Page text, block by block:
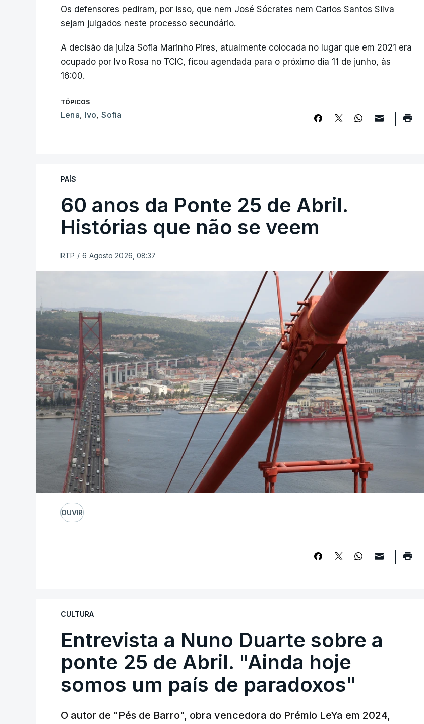
Os defensores pediram, por isso, que nem José Sócrates nem Carlos Santos Silva
sejam julgados neste processo secundário.
A decisão da juíza Sofia Marinho Pires, atualmente colocada no lugar que em 2021 era
ocupado por Ivo Rosa no TCIC, ficou agendada para o próximo dia 11 de junho, às
16:00.
TÓPICOS
Lena, Ivo,Sofia
PAÍS
60 anos da Ponte 25 de Abril.
Histórias que não se veem
RTP / 6 Agosto 2026, 08:37
OUVIR
CULTURA
Entrevista a Nuno Duarte sobre a
ponte 25 de Abril. "Ainda hoje
somos um país de paradoxos"
O autor de "Pés de Barro", obra vencedora do Prémio LeYa em 2024,